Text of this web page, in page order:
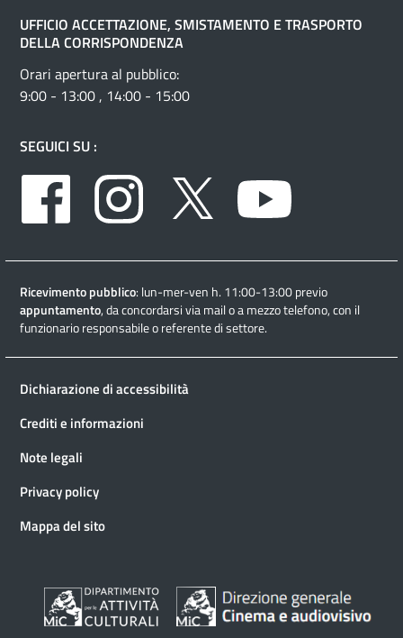
UFFICIO ACCETTAZIONE, SMISTAMENTO E TRASPORTO
DELLA CORRISPONDENZA
Orari apertura al pubblico:
9:00 - 13:00 , 14:00 - 15:00
SEGUICI SU :
Facebook
Instagram Twitter
Ricevimento pubblico: lun-mer-ven h. 11:00-13:00 previo
appuntamento, da concordarsi via mail o a mezzo telefono, con il
funzionario responsabile o referente di settore.
Dichiarazione di accessibilità
Crediti e informazioni
Note legali
Privacy policy
Mappa del sito